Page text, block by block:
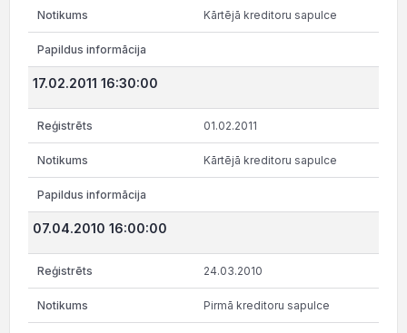
Kārtējā kreditoru sapulce
17.02.2011 16:30:00
01.02.2011
Kārtējā kreditoru sapulce
07.04.2010 16:00:00
24.03.2010
Pirmā kreditoru sapulce